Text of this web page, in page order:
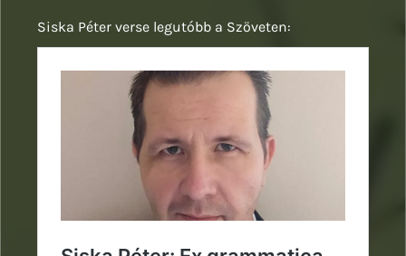
Siska Péter verse legutóbb a Szöveten: